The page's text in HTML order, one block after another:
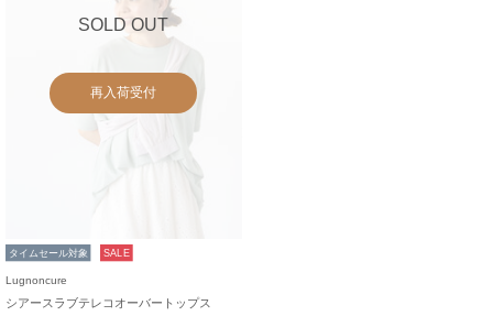
SOLD OUT
再入荷受付
タイムセール対象 SALE
Lugnoncure
シアースラブテレコオーバートップス